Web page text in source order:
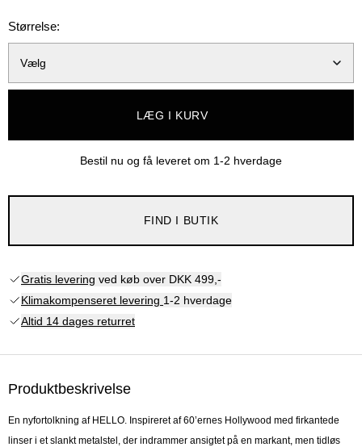
Størrelse:
Vælg
LÆG I KURV
Bestil nu og få leveret om 1-2 hverdage
FIND I BUTIK
Gratis levering ved køb over DKK 499,-
Klimakompenseret levering 1-2 hverdage
Altid 14 dages returret
Produktbeskrivelse
En nyfortolkning af HELLO. Inspireret af 60’ernes Hollywood med firkantede
linser i et slankt metalstel, der indrammer ansigtet på en markant, men tidløs